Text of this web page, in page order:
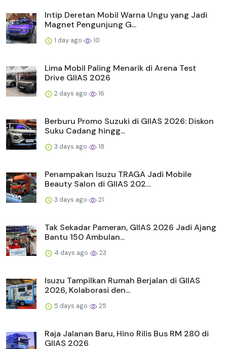
Intip Deretan Mobil Warna Ungu yang Jadi
Magnet Pengunjung G...
1 day ago 10
Lima Mobil Paling Menarik di Arena Test
Drive GIIAS 2026
2 days ago 16
Berburu Promo Suzuki di GIIAS 2026: Diskon
Suku Cadang hingg...
3 days ago 18
Penampakan Isuzu TRAGA Jadi Mobile
Beauty Salon di GIIAS 202...
3 days ago 21
Tak Sekadar Pameran, GIIAS 2026 Jadi Ajang
Bantu 150 Ambulan...
4 days ago 23
Isuzu Tampilkan Rumah Berjalan di GIIAS
2026, Kolaborasi den...
5 days ago 25
Raja Jalanan Baru, Hino Rilis Bus RM 280 di
GIIAS 2026